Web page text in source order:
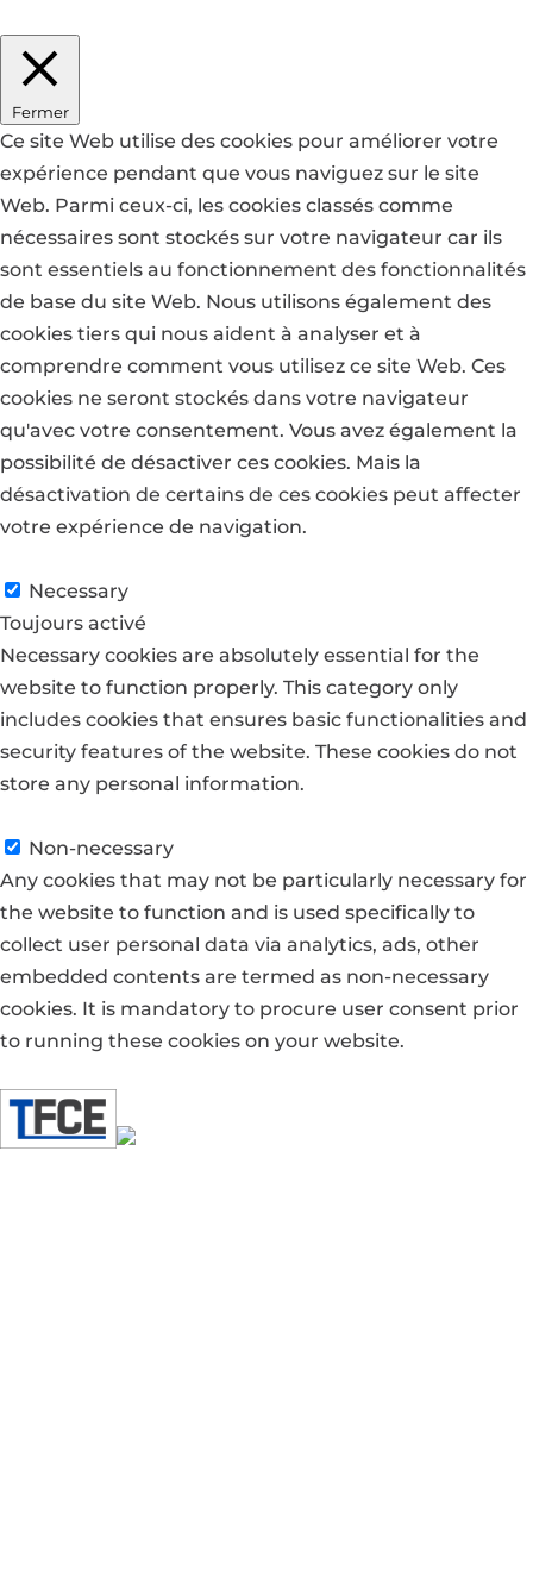
Fermer
Ce site Web utilise des cookies pour améliorer votre
expérience pendant que vous naviguez sur le site
Web. Parmi ceux-ci, les cookies classés comme
nécessaires sont stockés sur votre navigateur car ils
sont essentiels au fonctionnement des fonctionnalités
de base du site Web. Nous utilisons également des
cookies tiers qui nous aident à analyser et à
comprendre comment vous utilisez ce site Web. Ces
cookies ne seront stockés dans votre navigateur
qu'avec votre consentement. Vous avez également la
possibilité de désactiver ces cookies. Mais la
désactivation de certains de ces cookies peut affecter
votre expérience de navigation.
Necessary
Toujours activé
Necessary cookies are absolutely essential for the
website to function properly. This category only
includes cookies that ensures basic functionalities and
security features of the website. These cookies do not
store any personal information.
Non-necessary
Any cookies that may not be particularly necessary for
the website to function and is used specifically to
collect user personal data via analytics, ads, other
embedded contents are termed as non-necessary
cookies. It is mandatory to procure user consent prior
to running these cookies on your website.